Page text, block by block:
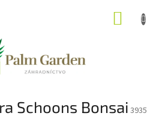
Schoons Bonsai 3935